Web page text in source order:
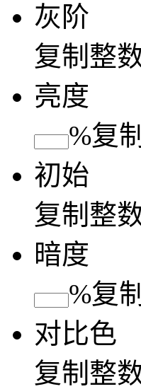
灰阶
复制 整
亮度
%复制
初始
复制 整
暗度
%复制
对比色
复制 整